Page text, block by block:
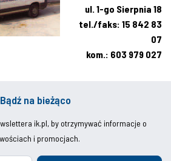
ul. 1-go Sierpnia 18
tel./faks: 15 842 83
07
kom.: 603 979 027
Bądź na bieżąco
ik.pl, by otrzymywać informacje o
i promocjach.